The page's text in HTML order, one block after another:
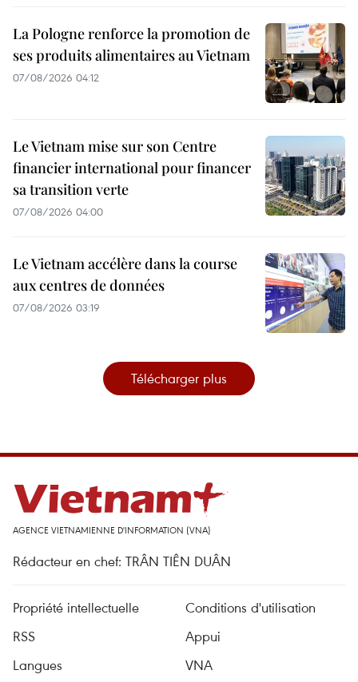
La Pologne renforce la promotion de
ses produits alimentaires au Vietnam
07/08/2026 04:12
Le Vietnam mise sur son Centre
financier international pour financer
sa transition verte
07/08/2026 04:00
Le Vietnam accélère dans la course
aux centres de données
07/08/2026 03:19
Télécharger plus
AGENCE VIETNAMIENNE D'INFORMATION (VNA)
Rédacteur en chef: TRÂN TIÊN DUÂN
Propriété intellectuelle
Conditions d'utilisation
RSS
Appui
Langues
VNA